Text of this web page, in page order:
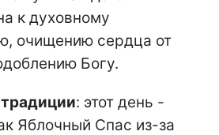
к духовному
очищению сердца от
Богу.
: этот день -
Яблочный Спас из-за